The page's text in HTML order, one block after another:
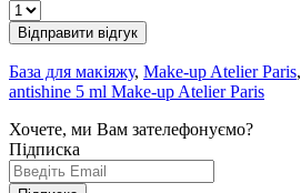
Відправити відгук
База для макіяжу, Make-up Atelier Paris,
antishine 5 ml Make-up Atelier Paris
Хочете, ми Вам зателефонуємо?
Підписка